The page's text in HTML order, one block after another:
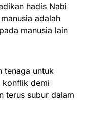
hadis Nabi
adalah
manusia lain
tenaga untuk
konflik demi
terus subur dalam